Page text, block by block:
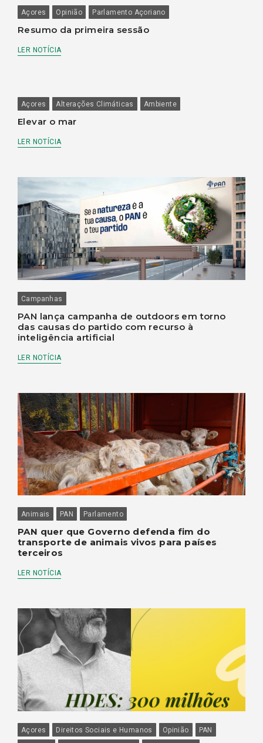
Açores Opinião Parlamento Açoriano
Resumo da primeira sessão
LER NOTÍCIA
Açores Alterações Climáticas Ambiente
Elevar o mar
LER NOTÍCIA
Campanhas
PAN lança campanha de outdoors em torno
das causas do partido com recurso à
inteligência artificial
LER NOTÍCIA
Animais PAN Parlamento
PAN quer que Governo defenda fim do
transporte de animais vivos para países
terceiros
LER NOTÍCIA
Açores Direitos Sociais e Humanos Opinião
PAN